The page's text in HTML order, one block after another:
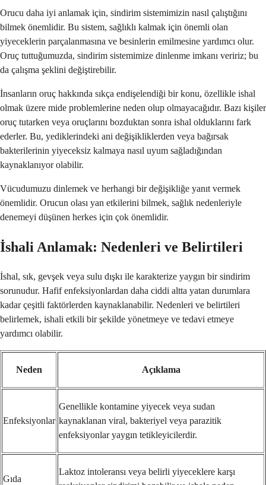
Orucu daha iyi anlamak için, sindirim sistemimizin nasıl çalıştığını
bilmek önemlidir. Bu sistem, sağlıklı kalmak için önemli olan
yiyeceklerin parçalanmasına ve besinlerin emilmesine yardımcı olur.
Oruç tuttuğumuzda, sindirim sistemimize dinlenme imkanı veririz; bu
da çalışma şeklini değiştirebilir.
İnsanların oruç hakkında sıkça endişelendiği bir konu, özellikle ishal
olmak üzere mide problemlerine neden olup olmayacağıdır. Bazı kişiler
oruç tutarken veya oruçlarını bozduktan sonra ishal olduklarını fark
ederler. Bu, yediklerindeki ani değişikliklerden veya bağırsak
bakterilerinin yiyeceksiz kalmaya nasıl uyum sağladığından
kaynaklanıyor olabilir.
Vücudumuzu dinlemek ve herhangi bir değişikliğe yanıt vermek
önemlidir. Orucun olası yan etkilerini bilmek, sağlık nedenleriyle
denemeyi düşünen herkes için çok önemlidir.
İshali Anlamak: Nedenleri ve Belirtileri
İshal, sık, gevşek veya sulu dışkı ile karakterize yaygın bir sindirim
sorunudur. Hafif enfeksiyonlardan daha ciddi altta yatan durumlara
kadar çeşitli faktörlerden kaynaklanabilir. Nedenleri ve belirtileri
belirlemek, ishali etkili bir şekilde yönetmeye ve tedavi etmeye
yardımcı olabilir.
Neden Açıklama
Enfeksiyonlar
Genellikle kontamine yiyecek veya sudan
kaynaklanan viral, bakteriyel veya parazitik
enfeksiyonlar yaygın tetikleyicilerdir.
Gıda
Laktoz intoleransı veya belirli yiyeceklere karşı